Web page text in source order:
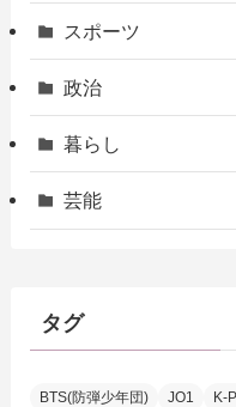
スポーツ
政治
暮らし
芸能
タグ
BTS(防弾少年団) JO1 K-